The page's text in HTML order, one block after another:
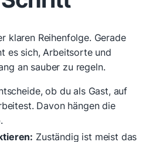
klaren Reihenfolge. Gerade
es sich, Arbeitsorte und
an sauber zu regeln.
ob du als Gast, auf
Davon hängen die
Zuständig ist meist das